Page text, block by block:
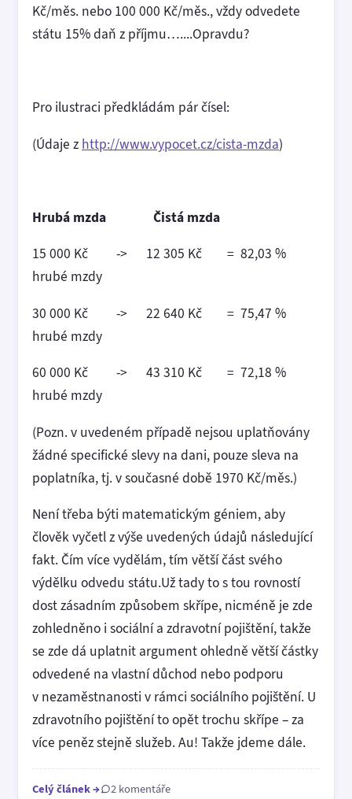
Kč/měs. nebo 100 000 Kč/měs., vždy odvedete
státu 15% daň z příjmu…....Opravdu?
Pro ilustraci předkládám pár čísel:
(Údaje z http://www.vypocet.cz/cista-mzda)
Hrubá mzda Čistá mzda
15 000 Kč -> 12 305 Kč = 82,03 %
hrubé mzdy
30 000 Kč -> 22 640 Kč = 75,47 %
hrubé mzdy
60 000 Kč -> 43 310 Kč = 72,18 %
hrubé mzdy
(Pozn. v uvedeném případě nejsou uplatňovány
žádné specifické slevy na dani, pouze sleva na
poplatníka, tj. v současné době 1970 Kč/měs.)
Není třeba býti matematickým géniem, aby
člověk vyčetl z výše uvedených údajů následující
fakt. Čím více vydělám, tím větší část svého
výdělku odvedu státu.Už tady to s tou rovností
dost zásadním způsobem skřípe, nicméně je zde
zohledněno i sociální a zdravotní pojištění, takže
se zde dá uplatnit argument ohledně větší částky
odvedené na vlastní důchod nebo podporu
v nezaměstnanosti v rámci sociálního pojištění. U
zdravotního pojištění to opět trochu skřípe – za
více peněz stejně služeb. Au! Takže jdeme dále.
Celý článek→ 2 komentáře